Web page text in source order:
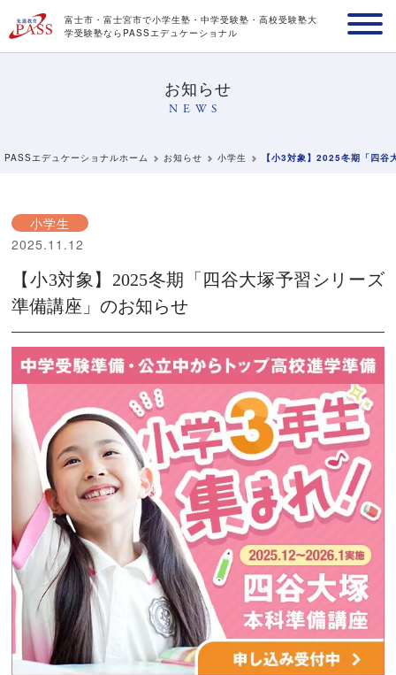
富士市・富士宮市で小学生塾・中学受験塾・高校受験塾大
学受験塾ならPASSエデュケーショナル
お知らせ
NEWS
PASSエデュケーショナルホーム お知らせ 小学生 【小3対象】2025冬期「四谷
小学生
2025.11.12
【小3対象】2025冬期「四谷大塚予習シリーズ
準備講座」のお知らせ